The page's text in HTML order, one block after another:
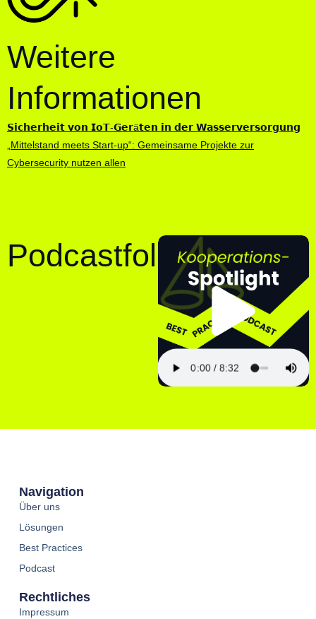
Weitere
Informationen
𝗦𝗶𝗰𝗵𝗲𝗿𝗵𝗲𝗶𝘁 𝘃𝗼𝗻 𝗜𝗼𝗧-𝗚𝗲𝗿ä𝘁𝗲𝗻 𝗶𝗻 𝗱𝗲𝗿 𝗪𝗮𝘀𝘀𝗲𝗿𝘃𝗲𝗿𝘀𝗼𝗿𝗴𝘂𝗻𝗴
„Mittelstand meets Start-up“: Gemeinsame Projekte zur
Cybersecurity nutzen allen
Podcastfolge
Navigation
Über uns
Lösungen
Best Practices
Podcast
Rechtliches
Impressum